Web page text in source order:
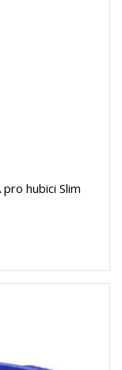
hubici Slim